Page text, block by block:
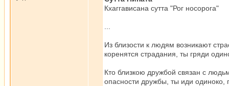
Кхаггависана сутта "Рог носорога"
Из близости к людям возникают
коренятся страдания, ты гряди
Кто близкою дружбой связан с
опасности дружбы, ты иди одиноко,